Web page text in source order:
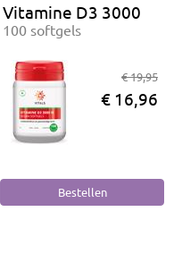
1000 mg
Vitamine D3 3000 IE
100 softgels
€ 19,95
€ 16,96